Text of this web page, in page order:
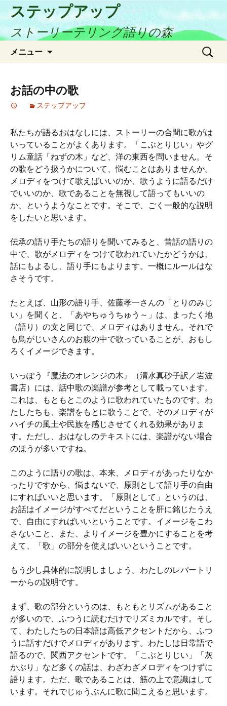
ステップアップ
ストーリーテリング語りの森
メニュー
ツ
へ
キ
ッ
プ
検
お話の中の歌
ステップアップ
私たちが語るおはなしには、ストーリーの合間に歌がは
いっていることがよくあります。「こぶとりじい」やグ
リム童話「ねずの木」など、洋の東西を問いません。そ
の歌をどう扱うかについて、悩むことはありませんか。
メロディをつけて歌えばいいのか、歌うように語るだけ
でいいのか、歌であることを無視して語ってもいいの
か、というようなことです。そこで、ごく一般的な説明
をしたいと思います。
伝承の語り手たちの語りを聞いてみると、昔話の語りの
中で、歌がメロディをつけて歌われていたかどうかは、
話にもよるし、語り手にもよります。一概にルールはな
さそうです。
たとえば、山形の語り手、佐藤孝一さんの「とりのみじ
い」を聞くと、「あやちゅうちゅう～」は、まったく地
（語り）の文と同じで、メロディはありません。それで
も鳥がじいさんのお腹の中で歌っていることが、おもし
ろくイメージできます。
いっぽう『魔法のオレンジの木』（清水真砂子訳／岩波
書店）には、話中歌の楽譜が参考として載っています。
これは、もともとこのように歌われていたものです。わ
たしたちも、楽譜をもとに歌うことで、そのメロディが
ハイチの風土や民族を感じさせてくれる効果がありま
す。ただし、おはなしのテキストには、楽譜がない場合
のほうが多いですね。
このように語りの歌は、本来、メロディがあったりなか
ったりですから、悩まないで、原則として語り手の自由
にすればいいと思います。「原則として」というのは、
お話はイメージがすべてだということを肝に銘じたうえ
で、自由にすればいいということです。イメージをこわ
さないこと、また、よりイメージを豊かにすることを考
えて、「歌」の部分を使えばいいということです。
もう少し具体的に説明しましょう。わたしのレパートリ
ーからの説明です。
まず、歌の部分というのは、もともとリズムがあること
が多いので、ふつうに読むだけでリズミカルです。そし
て、わたしたちの日本語は高低アクセントだから、ふつ
うに話すだけでメロディがあります。わたしは日常語で
語るので、関西アクセントです。「こぶとりじい」「灰
かぶり」など多くの話は、わざわざメロディをつけずに
語ります。ただ、歌であることは、筋の上で意識はして
います。それでじゅうぶんに歌に聞こえると思います。